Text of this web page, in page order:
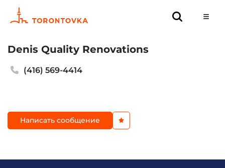
Denis Quality Renovations
(416) 569-4414
Написать сообщение